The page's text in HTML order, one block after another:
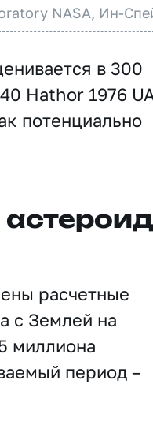
NASA, Ин-
в 300
Hathor 1976
потенциально
расчетные
с Землей на
миллиона
период –